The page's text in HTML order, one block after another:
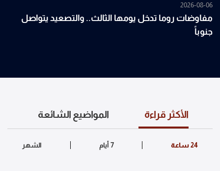
2026-08-06
مفاوضات روما تدخل يومها الثالث.. والتصعيد يتواصل
جنوباً
الأكثر قراءة المواضيع الشائعة